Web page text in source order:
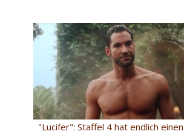
"Lucifer": Staffel 4 hat endlich